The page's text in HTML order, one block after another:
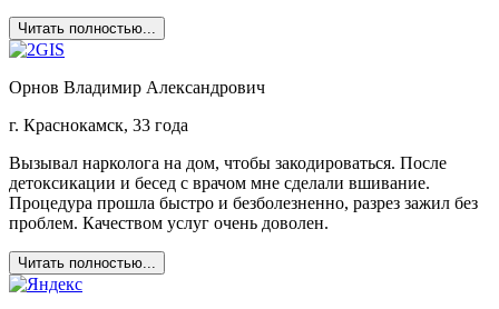
Читать полностью...
Орнов Владимир Александрович
г. Краснокамск, 33 года
Вызывал нарколога на дом, чтобы закодироваться. После
детоксикации и бесед с врачом мне сделали вшивание.
Процедура прошла быстро и безболезненно, разрез зажил без
проблем. Качеством услуг очень доволен.
Читать полностью...